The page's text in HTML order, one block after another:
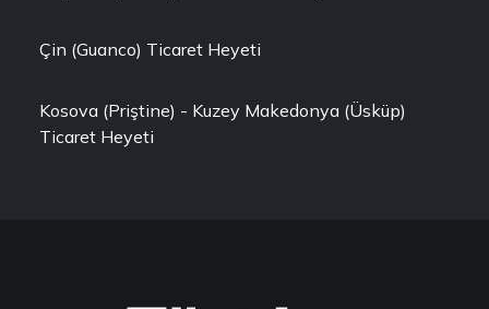
Çin (Guanco) Ticaret Heyeti
Kosova (Priştine) - Kuzey Makedonya (Üsküp)
Ticaret Heyeti